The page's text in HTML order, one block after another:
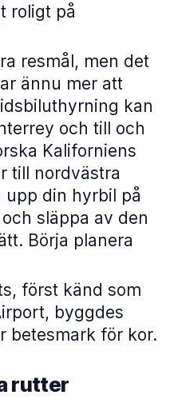
roligt på
resmål, men det
ännu mer att
kan
och till och
Kaliforniens
till nordvästra
upp din hyrbil på
släppa av den
Börja planera
först känd som
byggdes
betesmark för kor.
rutter